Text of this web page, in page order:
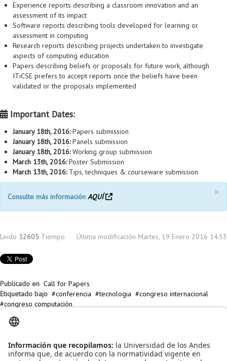
Experience reports describing a classroom innovation and an
assessment of its impact
Software reports describing tools developed for learning or
assessment in computing
Research reports describing projects undertaken to investigate
aspects of computing education
Papers describing beliefs or proposals for future work, although
ITiCSE prefers to accept reports once the beliefs have been
validated or the proposals implemented
Important Dates:
January 18th, 2016:Papers submission
January 18th, 2016:Panels submission
January 18th, 2016:Working group submission
March 13th, 2016:Poster Submission
March 13th, 2016:Tips, techniques & courseware submission
×
Consulte más información AQUÍ
Leído 12605 Tiempo Última modificación Martes, 19 Enero 2016 14:53
Publicado en Call for Papers
Etiquetado bajo
conferencia tecnologia
congreso internacional
congreso computación
Artículos relacionados
Diana y Camilo participantes del campamento tecnológico TechCamp
Perú